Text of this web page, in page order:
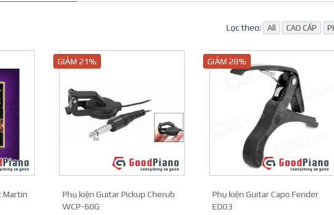
Lọc theo: All CAO CẤP
Martin
GIẢM 21%
Phụ kiện Guitar Pickup Cherub
WCP-60G
GIẢM 28%
Phụ kiện Guitar Capo Fender
ED03